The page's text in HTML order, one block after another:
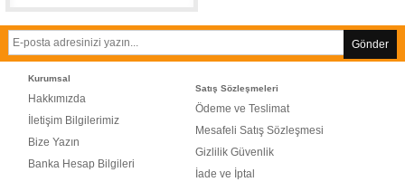
Gönder
Kurumsal
Hakkımızda
İletişim Bilgilerimiz
Bize Yazın
Banka Hesap Bilgileri
Satış Sözleşmeleri
Ödeme ve Teslimat
Mesafeli Satış Sözleşmesi
Gizlilik Güvenlik
İade ve İptal